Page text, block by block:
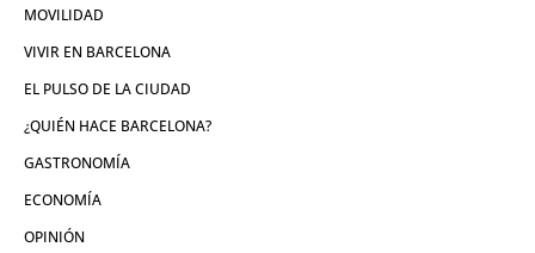
MOVILIDAD
VIVIR EN BARCELONA
EL PULSO DE LA CIUDAD
¿QUIÉN HACE BARCELONA?
GASTRONOMÍA
ECONOMÍA
OPINIÓN